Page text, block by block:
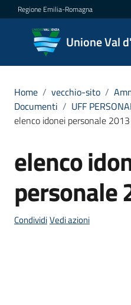
Vai al contenuto
Vai alla navigazione
Vai al footer
Regione Emilia-Romagna
Unione Val
Unione
Val
Amministrazione
Novità
Servizi
Vivere
Home / vecchio-sito /
Documenti / UFF
elenco idonei personale 2013
Salta al contenuto
elenco
personale
CondividiVedi azioni